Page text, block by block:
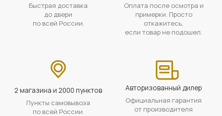
Быстрая доставка
до двери
по всей России.
Оплата после осмотра и
примерки. Просто
откажитесь,
если товар не подошел.
2 магазина и 2000 пунктов
Пункты самовывоза
по всей России.
Авторизованный дилер
Официальная гарантия
от производителя